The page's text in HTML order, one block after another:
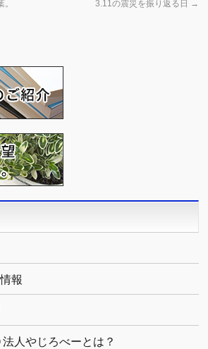
3.11の震災を振り返る日 →
報
人やじろべーとは？